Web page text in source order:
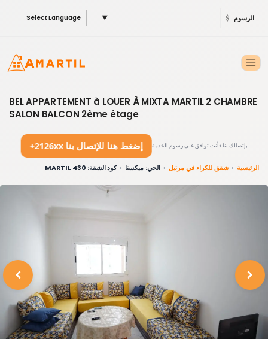
Select Language ▼ الرسوم
BEL APPARTEMENT à LOUER À MIXTA MARTIL 2 CHAMBRE
SALON BALCON 2ème étage
+2126xx إضغط هنا للإتصال بنا بإتصالك بنا فأنت توافق على رسوم الخدمة
الرئيسية شقق للكراء في مرتيل الحي: ميكستا كود الشقة: 430 MARTIL